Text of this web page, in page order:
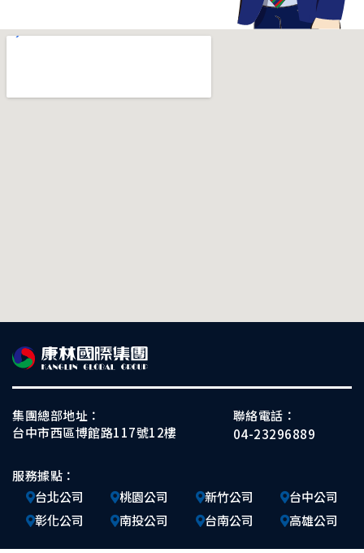
集團總部地址：
台中市西區博館路117號12樓
聯絡電話：
04-23296889
服務據點：
台北公司
桃園公司 新竹公司
台中公司
彰化公司
南投公司 台南公司 高雄公司